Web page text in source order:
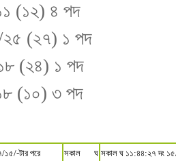
(১২) ৪ পদ
২৫ (২৭) ১ পদ
(২৪) ১ পদ
(১০) ৩ পদ
টার পরে
সকাল ঘ সকাল ঘ ১১:৪৪:২৭ দং